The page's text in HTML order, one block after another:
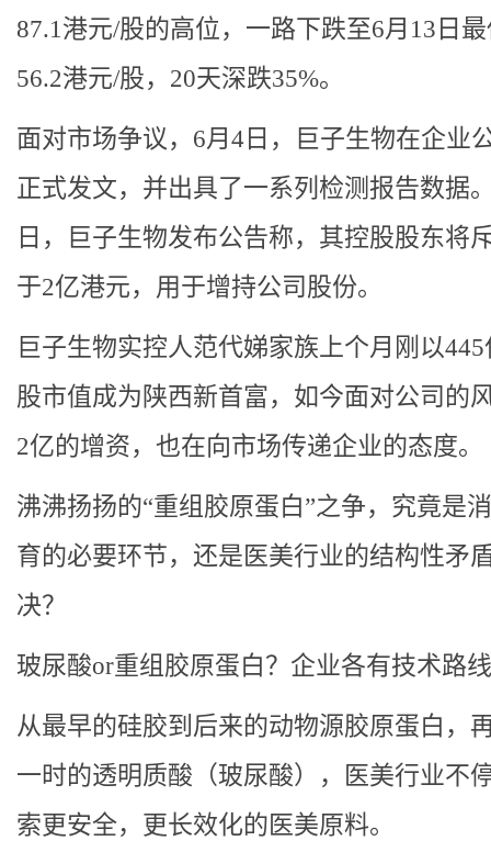
87.1港元/股的高位，一路下跌至6月13日
56.2港元/股，20天深跌35%。
面对市场争议，6月4日，巨子生物在企业
正式发文，并出具了一系列检测报告数据
日，巨子生物发布公告称，其控股股东将
于2亿港元，用于增持公司股份。
巨子生物实控人范代娣家族上个月刚以
股市值成为陕西新首富，如今面对公司的
2亿的增资，也在向市场传递企业的态度。
沸沸扬扬的“重组胶原蛋白”之争，究竟是
育的必要环节，还是医美行业的结构性矛
决？
玻尿酸or重组胶原蛋白？企业各有技术路
从最早的硅胶到后来的动物源胶原蛋白，
一时的透明质酸（玻尿酸），医美行业不
索更安全，更长效化的医美原料。